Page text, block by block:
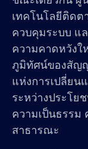
เทคโนโลยีติดต
ควบคุมระบบ แ
ความคาดหวัง
ภูมิทัศน์ของสัญ
แห่งการเปลี่ยน
ระหว่างประโย
ความเป็นธรรม
สาธารณะ